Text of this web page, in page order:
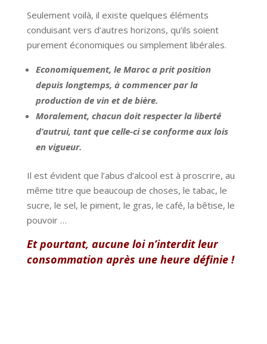
Seulement voilà, il existe quelques éléments
conduisant vers d’autres horizons, qu’ils soient
purement économiques ou simplement libérales.
Economiquement, le Maroc a prit position
depuis longtemps, à commencer par la
production de vin et de bière.
Moralement, chacun doit respecter la liberté
d’autrui, tant que celle-ci se conforme aux lois
en vigueur.
Il est évident que l’abus d’alcool est à proscrire, au
même titre que beaucoup de choses, le tabac, le
sucre, le sel, le piment, le gras, le café, la bêtise, le
pouvoir …
Et pourtant, aucune loi n’interdit leur
consommation après une heure définie !